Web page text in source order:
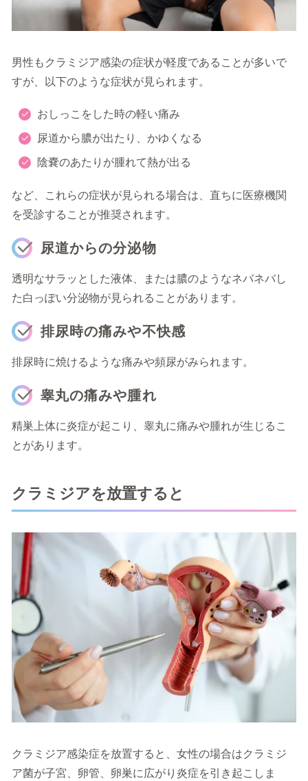
男性もクラミジア感染の症状が軽度であることが多いで
すが、以下のような症状が見られます。
おしっこをした時の軽い痛み
尿道から膿が出たり、かゆくなる
陰嚢のあたりが腫れて熱が出る
など、これらの症状が見られる場合は、直ちに医療機関
を受診することが推奨されます。
尿道からの分泌物
透明なサラッとした液体、または膿のようなネバネバし
た白っぽい分泌物が見られることがあります。
排尿時の痛みや不快感
排尿時に焼けるような痛みや頻尿がみられます。
睾丸の痛みや腫れ
精巣上体に炎症が起こり、睾丸に痛みや腫れが生じるこ
とがあります。
クラミジアを放置すると
クラミジア感染症を放置すると、女性の場合はクラミジ
ア菌が子宮、卵管、卵巣に広がり炎症を引き起こしま